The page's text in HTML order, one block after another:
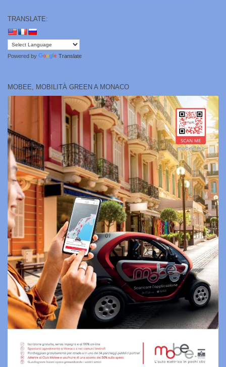
TRANSLATE:
Powered by Translate
MOBEE, MOBILITÀ GREEN A MONACO